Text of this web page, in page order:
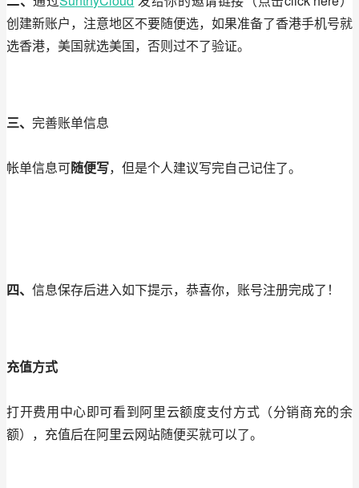
创建新账户，注意地区不要随便选，如果准备了香港手机号就
选香港，美国就选美国，否则过不了验证。
三、 完善账单信息
帐单信息可随便写，但是个人建议写完自己记住了。
四、 信息保存后进入如下提示，恭喜你，账号注册完成了！
充值方式
打开费用中心即可看到阿里云额度支付方式（分销商充的余
额），充值后在阿里云网站随便买就可以了。